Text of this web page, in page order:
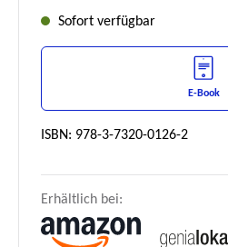
Sofort verfügbar
E-Book
ISBN: 978-3-7320-0126-2
Erhältlich bei: